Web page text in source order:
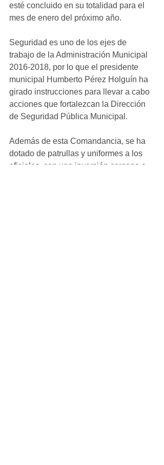
esté concluido en su totalidad para el
mes de enero del próximo año.
Seguridad es uno de los ejes de
trabajo de la Administración Municipal
2016-2018, por lo que el presidente
municipal Humberto Pérez Holguín ha
girado instrucciones para llevar a cabo
acciones que fortalezcan la Dirección
de Seguridad Pública Municipal.
Además de esta Comandancia, se ha
dotado de patrullas y uniformes a los
oficiales, con una inversión cercana a